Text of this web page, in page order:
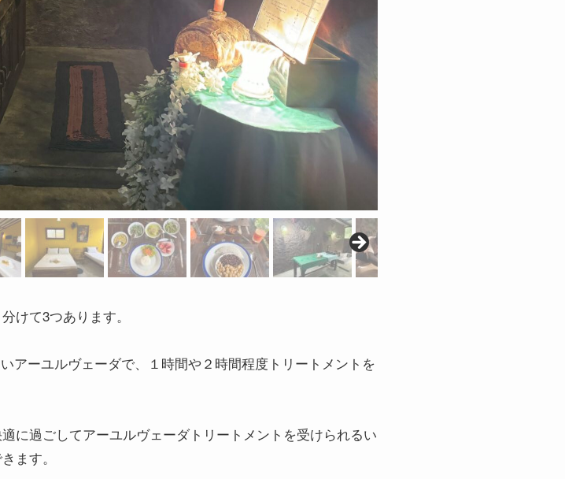
けて3つあります。
アーユルヴェーダで、１時間や２時間程度トリートメントを
に過ごしてアーユルヴェーダトリートメントを受けられるい
ます。